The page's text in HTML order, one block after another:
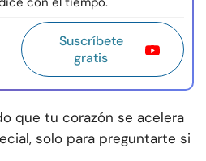
Suscríbete
gratis
que tu corazón se acelera
solo para preguntarte si